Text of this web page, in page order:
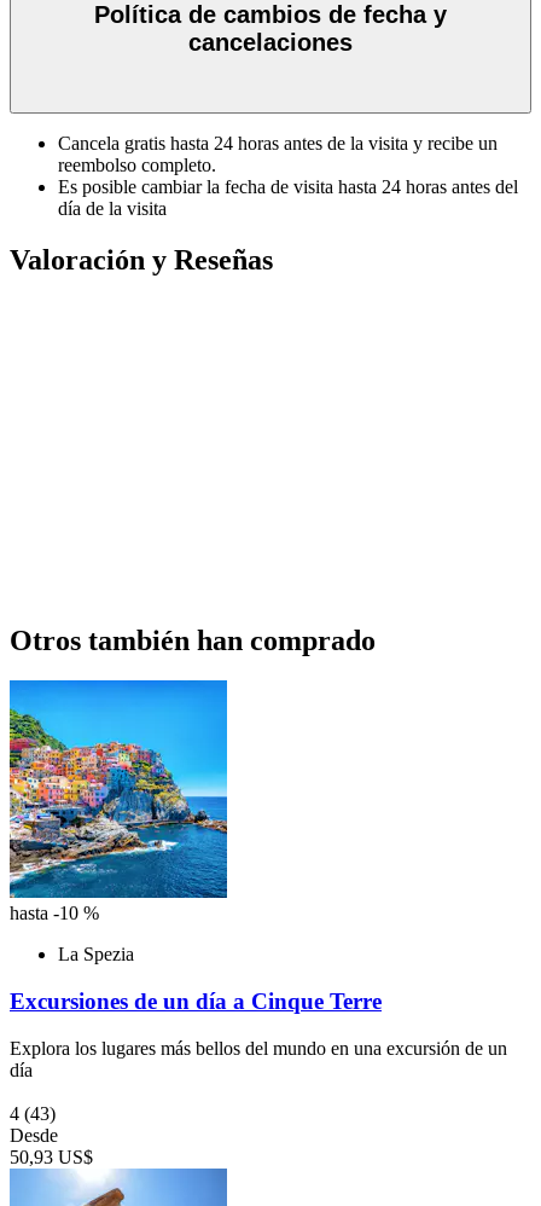
Política de cambios de fecha y
cancelaciones
Cancela gratis hasta 24 horas antes de la visita y recibe un
reembolso completo.
Es posible cambiar la fecha de visita hasta 24 horas antes del
día de la visita
Valoración y Reseñas
Otros también han comprado
hasta -10 %
La Spezia
Excursiones de un día a Cinque Terre
Explora los lugares más bellos del mundo en una excursión de un
día
4 (43)
Desde
50,93 US$